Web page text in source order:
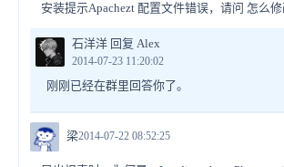
安装提示Apachezt 配置文件错误，请问 怎么修
石洋洋 回复 Alex
2014-07-23 11:20:02
刚刚已经在群里回答你了。
梁2014-07-22 08:52:25